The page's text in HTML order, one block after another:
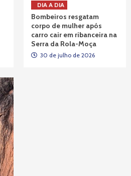
DIA A DIA
Bombeiros resgatam
corpo de mulher após
carro cair em ribanceira na
Serra da Rola-Moça
30 de julho de 2026